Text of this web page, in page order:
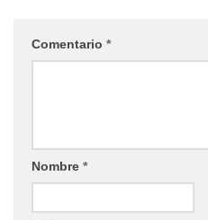
Comentario *
Nombre *